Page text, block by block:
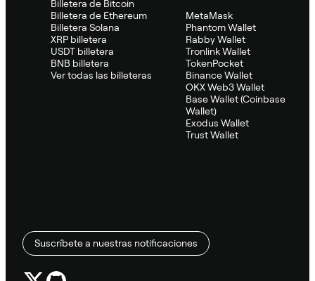
Billetera de Bitcoin
Billetera de Ethereum
Billetera Solana
XRP billetera
USDT billetera
BNB billetera
Ver todas las billeteras
MetaMask
Phantom Wallet
Rabby Wallet
Tronlink Wallet
TokenPocket
Binance Wallet
OKX Web3 Wallet
Base Wallet (Coinbase
Wallet)
Exodus Wallet
Trust Wallet
Suscríbete a nuestras notificaciones